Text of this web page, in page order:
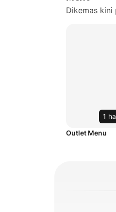
Dikemas kini
1
Outlet Menu